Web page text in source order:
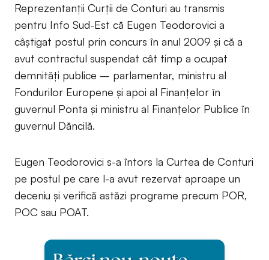
Reprezentanții Curții de Conturi au transmis
pentru Info Sud-Est că Eugen Teodorovici a
câștigat postul prin concurs în anul 2009 și că a
avut contractul suspendat cât timp a ocupat
demnități publice – parlamentar, ministru al
Fondurilor Europene și apoi al Finanțelor în
guvernul Ponta și ministru al Finanțelor Publice în
guvernul Dăncilă.
Eugen Teodorovici s-a întors la Curtea de Conturi
pe postul pe care l-a avut rezervat aproape un
deceniu și verifică astăzi programe precum POR,
POC sau POAT.